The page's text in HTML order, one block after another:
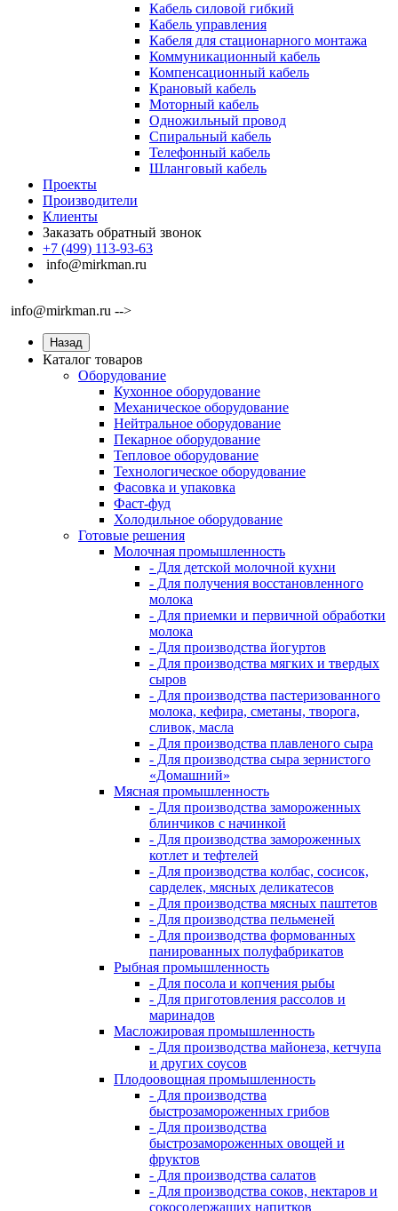
Кабель силовой гибкий
Кабель управления
Кабеля для стационарного монтажа
Коммуникационный кабель
Компенсационный кабель
Крановый кабель
Моторный кабель
Одножильный провод
Спиральный кабель
Телефонный кабель
Шланговый кабель
Проекты
Производители
Клиенты
Заказать обратный звонок
+7 (499) 113-93-63
info@mirkman.ru
info@mirkman.ru -->
Назад
Каталог товаров
Оборудование
Кухонное оборудование
Механическое оборудование
Нейтральное оборудование
Пекарное оборудование
Тепловое оборудование
Технологическое оборудование
Фасовка и упаковка
Фаст-фуд
Холодильное оборудование
Готовые решения
Молочная промышленность
- Для детской молочной кухни
- Для получения восстановленного
молока
- Для приемки и первичной обработки
молока
- Для производства йогуртов
- Для производства мягких и твердых
сыров
- Для производства пастеризованного
молока, кефира, сметаны, творога,
сливок, масла
- Для производства плавленого сыра
- Для производства сыра зернистого
«Домашний»
Мясная промышленность
- Для производства замороженных
блинчиков с начинкой
- Для производства замороженных
котлет и тефтелей
- Для производства колбас, сосисок,
сарделек, мясных деликатесов
- Для производства мясных паштетов
- Для производства пельменей
- Для производства формованных
панированных полуфабрикатов
Рыбная промышленность
- Для посола и копчения рыбы
- Для приготовления рассолов и
маринадов
Масложировая промышленность
- Для производства майонеза, кетчупа
и других соусов
Плодоовощная промышленность
- Для производства
быстрозамороженных грибов
- Для производства
быстрозамороженных овощей и
фруктов
- Для производства салатов
- Для производства соков, нектаров и
сокосодержащих напитков